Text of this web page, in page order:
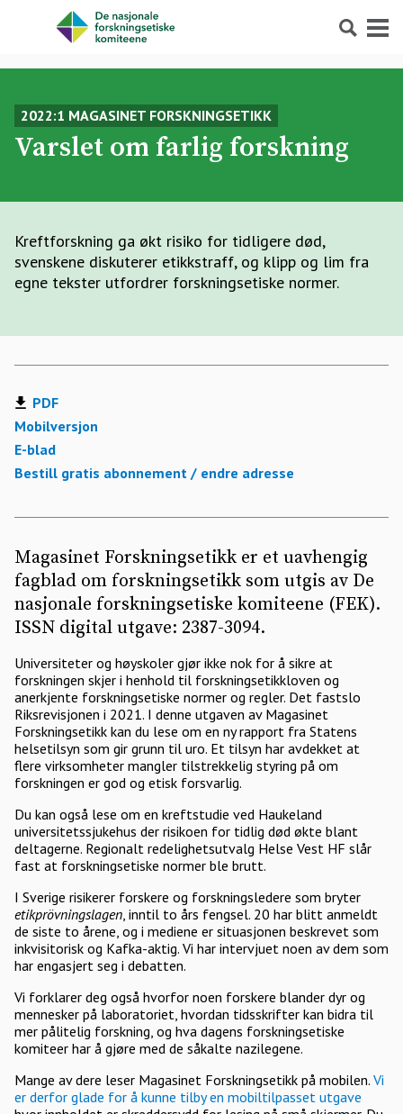
Søk Meny
2022:1 MAGASINET FORSKNINGSETIKK
Varslet om farlig forskning
Kreftforskning ga økt risiko for tidligere død,
svenskene diskuterer etikkstraff, og klipp og lim fra
egne tekster utfordrer forskningsetiske normer.
PDF
Mobilversjon
E-blad
Bestill gratis abonnement / endre adresse
Magasinet Forskningsetikk er et uavhengig
fagblad om forskningsetikk som utgis av De
nasjonale forskningsetiske komiteene (FEK).
ISSN digital utgave: 2387-3094.
Universiteter og høyskoler gjør ikke nok for å sikre at
forskningen skjer i henhold til forskningsetikkloven og
anerkjente forskningsetiske normer og regler. Det fastslo
Riksrevisjonen i 2021. I denne utgaven av Magasinet
Forskningsetikk kan du lese om en ny rapport fra Statens
helsetilsyn som gir grunn til uro. Et tilsyn har avdekket at
flere virksomheter mangler tilstrekkelig styring på om
forskningen er god og etisk forsvarlig.
Du kan også lese om en kreftstudie ved Haukeland
universitetssjukehus der risikoen for tidlig død økte blant
deltagerne. Regionalt redelighetsutvalg Helse Vest HF slår
fast at forskningsetiske normer ble brutt.
I Sverige risikerer forskere og forskningsledere som bryter
etikprövningslagen, inntil to års fengsel. 20 har blitt anmeldt
de siste to årene, og i mediene er situasjonen beskrevet som
inkvisitorisk og Kafka-aktig. Vi har intervjuet noen av dem som
har engasjert seg i debatten.
Vi forklarer deg også hvorfor noen forskere blander dyr og
mennesker på laboratoriet, hvordan tidsskrifter kan bidra til
mer pålitelig forskning, og hva dagens forskningsetiske
komiteer har å gjøre med de såkalte nazilegene.
Mange av dere leser Magasinet Forskningsetikk på mobilen. Vi
er derfor glade for å kunne tilby en mobiltilpasset utgave